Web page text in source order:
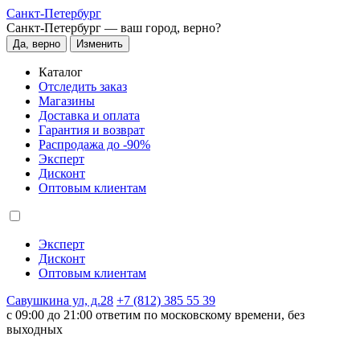
Санкт-Петербург
Санкт-Петербург — ваш город, верно?
Да, верно Изменить
Каталог
Отследить заказ
Магазины
Доставка и оплата
Гарантия и возврат
Распродажа до -90%
Эксперт
Дисконт
Оптовым клиентам
Эксперт
Дисконт
Оптовым клиентам
Савушкина ул, д.28 +7 (812) 385 55 39
c 09:00 до 21:00 ответим по московскому времени, без
выходных